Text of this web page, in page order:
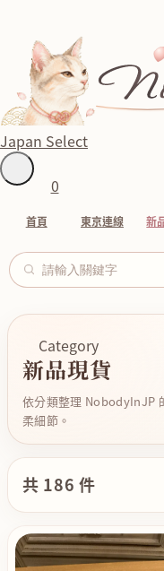
Japan Select
0
首頁 東京連線 新
Category
新品現貨
依分類整理 NobodyInJP
柔細節。
共 186 件